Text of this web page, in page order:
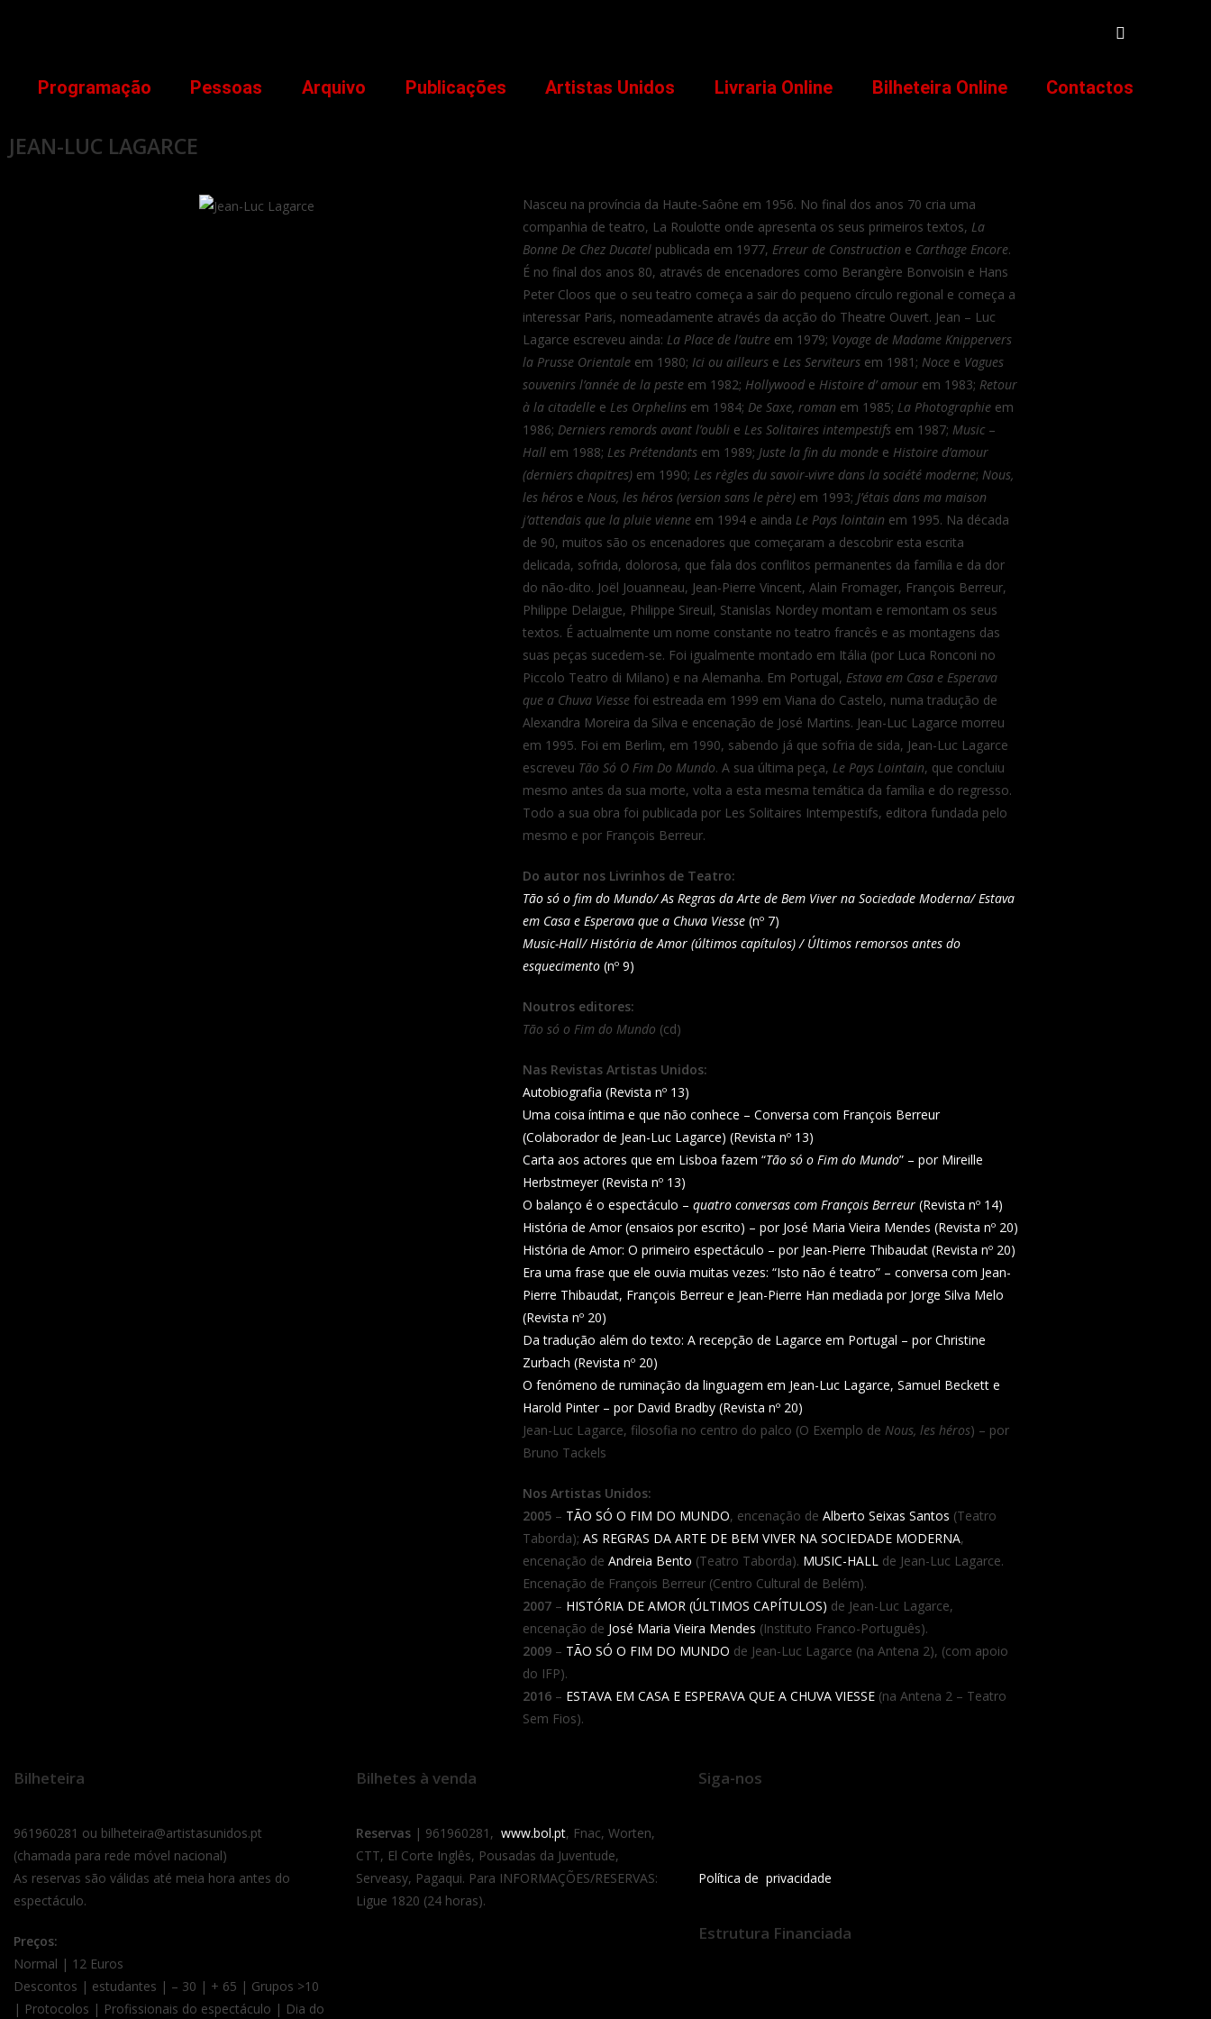
Programação Pessoas Arquivo Publicações Artistas Unidos Livraria Online Bilheteira Online Contactos
JEAN-LUC LAGARCE
Nasceu na província da Haute-Saône em 1956. No final dos anos 70 cria uma
companhia de teatro, La Roulotte onde apresenta os seus primeiros textos, La
Bonne De Chez Ducatel publicada em 1977, Erreur de Construction e Carthage Encore.
É no final dos anos 80, através de encenadores como Berangère Bonvoisin e Hans
Peter Cloos que o seu teatro começa a sair do pequeno círculo regional e começa a
interessar Paris, nomeadamente através da acção do Theatre Ouvert. Jean – Luc
Lagarce escreveu ainda: La Place de l’autre em 1979; Voyage de Madame Knippervers
la Prusse Orientale em 1980; Ici ou ailleurs e Les Serviteurs em 1981; Noce e Vagues
souvenirs l’année de la peste em 1982; Hollywood e Histoire d’ amour em 1983; Retour
à la citadelle e Les Orphelins em 1984; De Saxe, roman em 1985; La Photographie em
1986; Derniers remords avant l’oubli e Les Solitaires intempestifs em 1987; Music –
Hall em 1988; Les Prétendants em 1989; Juste la fin du monde e Histoire d’amour
(derniers chapitres) em 1990; Les règles du savoir-vivre dans la société moderne; Nous,
les héros e Nous, les héros (version sans le père) em 1993; J’étais dans ma maison
j’attendais que la pluie vienne em 1994 e ainda Le Pays lointain em 1995. Na década
de 90, muitos são os encenadores que começaram a descobrir esta escrita
delicada, sofrida, dolorosa, que fala dos conflitos permanentes da família e da dor
do não-dito. Joël Jouanneau, Jean-Pierre Vincent, Alain Fromager, François Berreur,
Philippe Delaigue, Philippe Sireuil, Stanislas Nordey montam e remontam os seus
textos. É actualmente um nome constante no teatro francês e as montagens das
suas peças sucedem-se. Foi igualmente montado em Itália (por Luca Ronconi no
Piccolo Teatro di Milano) e na Alemanha. Em Portugal, Estava em Casa e Esperava
que a Chuva Viesse foi estreada em 1999 em Viana do Castelo, numa tradução de
Alexandra Moreira da Silva e encenação de José Martins. Jean-Luc Lagarce morreu
em 1995. Foi em Berlim, em 1990, sabendo já que sofria de sida, Jean-Luc Lagarce
escreveu Tão Só O Fim Do Mundo. A sua última peça, Le Pays Lointain, que concluiu
mesmo antes da sua morte, volta a esta mesma temática da família e do regresso.
Todo a sua obra foi publicada por Les Solitaires Intempestifs, editora fundada pelo
mesmo e por François Berreur.
Do autor nos Livrinhos de Teatro:
Tão só o fim do Mundo/ As Regras da Arte de Bem Viver na Sociedade Moderna/ Estava
em Casa e Esperava que a Chuva Viesse (nº 7)
Music-Hall/ História de Amor (últimos capítulos) / Últimos remorsos antes do
esquecimento (nº 9)
Noutros editores:
Tão só o Fim do Mundo (cd)
Nas Revistas Artistas Unidos:
Autobiografia (Revista nº 13)
Uma coisa íntima e que não conhece – Conversa com François Berreur
(Colaborador de Jean-Luc Lagarce) (Revista nº 13)
Carta aos actores que em Lisboa fazem “Tão só o Fim do Mundo” – por Mireille
Herbstmeyer (Revista nº 13)
O balanço é o espectáculo – quatro conversas com François Berreur (Revista nº 14)
História de Amor (ensaios por escrito) – por José Maria Vieira Mendes (Revista nº 20)
História de Amor: O primeiro espectáculo – por Jean-Pierre Thibaudat (Revista nº 20)
Era uma frase que ele ouvia muitas vezes: “Isto não é teatro” – conversa com Jean-
Pierre Thibaudat, François Berreur e Jean-Pierre Han mediada por Jorge Silva Melo
(Revista nº 20)
Da tradução além do texto: A recepção de Lagarce em Portugal – por Christine
Zurbach (Revista nº 20)
O fenómeno de ruminação da linguagem em Jean-Luc Lagarce, Samuel Beckett e
Harold Pinter – por David Bradby (Revista nº 20)
Jean-Luc Lagarce, filosofia no centro do palco (O Exemplo de Nous, les héros) – por
Bruno Tackels
Nos Artistas Unidos:
2005 – TÃO SÓ O FIM DO MUNDO, encenação de Alberto Seixas Santos (Teatro
Taborda); AS REGRAS DA ARTE DE BEM VIVER NA SOCIEDADE MODERNA,
encenação de Andreia Bento (Teatro Taborda). MUSIC-HALL de Jean-Luc Lagarce.
Encenação de François Berreur (Centro Cultural de Belém).
2007 – HISTÓRIA DE AMOR (ÚLTIMOS CAPÍTULOS) de Jean-Luc Lagarce,
encenação de José Maria Vieira Mendes (Instituto Franco-Português).
2009 – TÃO SÓ O FIM DO MUNDO de Jean-Luc Lagarce (na Antena 2), (com apoio
do IFP).
2016 – ESTAVA EM CASA E ESPERAVA QUE A CHUVA VIESSE (na Antena 2 – Teatro
Sem Fios).
Bilheteira
961960281 ou bilheteira@artistasunidos.pt
(chamada para rede móvel nacional)
As reservas são válidas até meia hora antes do
espectáculo.
Preços:
Normal | 12 Euros
Descontos | estudantes | – 30 | + 65 | Grupos >10
| Protocolos | Profissionais do espectáculo | Dia do
Bilhetes à venda
Reservas | 961960281, www.bol.pt, Fnac, Worten,
CTT, El Corte Inglês, Pousadas da Juventude,
Serveasy, Pagaqui. Para INFORMAÇÕES/RESERVAS:
Ligue 1820 (24 horas).
Siga-nos
Política de privacidade
Estrutura Financiada